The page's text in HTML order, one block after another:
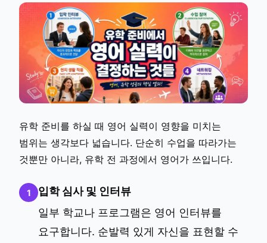
유학 준비를 하실 때 영어 실력이 영향을 미치는
범위는 생각보다 넓습니다. 단순히 수업을 따라가는
것뿐만 아니라, 유학 전 과정에서 영어가 쓰입니다.
1
입학 심사 및 인터뷰
일부 학교나 프로그램은 영어 인터뷰를
요구합니다. 순발력 있게 자신을 표현할 수